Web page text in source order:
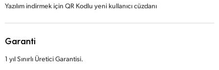
Yazılım indirmek için QR Kodlu yeni kullanıcı cüzdanı
Garanti
1 yıl Sınırlı Üretici Garantisi.